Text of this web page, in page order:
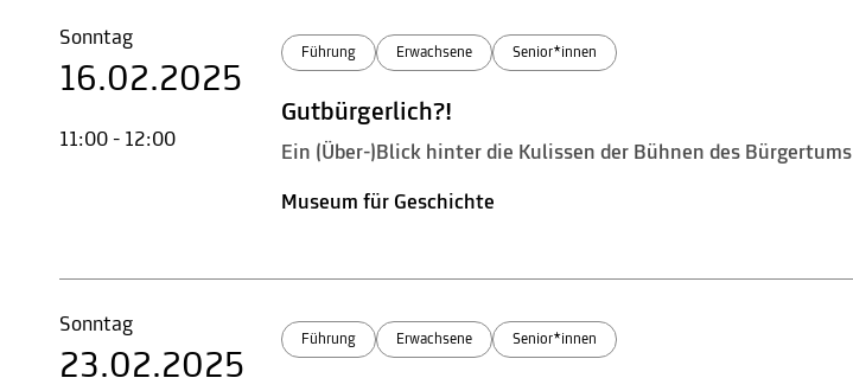
Sonntag
16.02.2025
11:00 - 12:00
Führung Erwachsene Senior*innen
Gutbürgerlich?!
Ein (Über-)Blick hinter die Kulissen der Bühnen des Bürgertums
Museum für Geschichte
Sonntag
23.02.2025
Führung Erwachsene Senior*innen